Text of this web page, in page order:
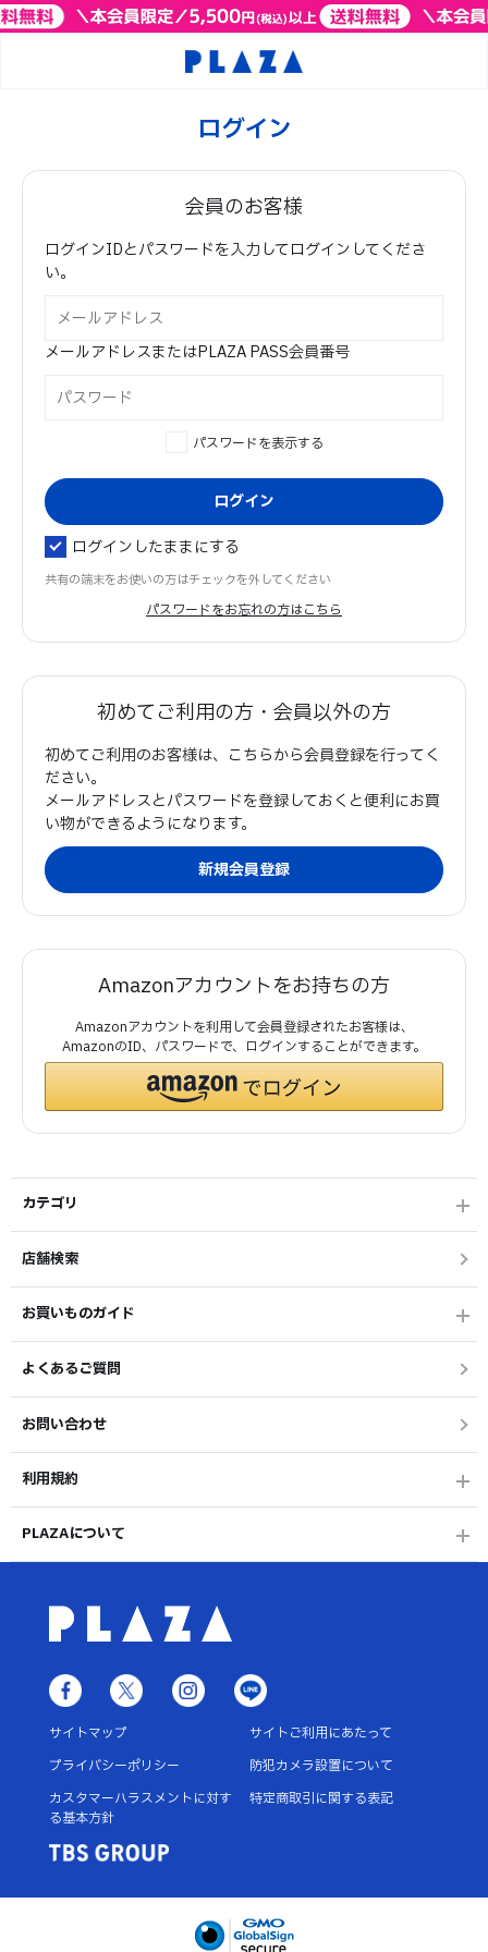
ログイン
会員のお客様
ログインIDとパスワードを入力してログインしてくださ
い。
メールアドレスまたはPLAZA PASS会員番号
パスワードを表示する
ログインしたままにする
共有の端末をお使いの方はチェックを外してください
パスワードをお忘れの方はこちら
初めてご利用の方・会員以外の方
初めてご利用のお客様は、こちらから会員登録を行ってく
ださい。
メールアドレスとパスワードを登録しておくと便利にお買
い物ができるようになります。
Amazonアカウントをお持ちの方
Amazonアカウントを利用して会員登録されたお客様は、
AmazonのID、パスワードで、ログインすることができます。
カテゴリ
店舗検索
お買いものガイド
よくあるご質問
お問い合わせ
利用規約
PLAZAについて
サイトマップ
サイトご利用にあたって
プライバシーポリシー
防犯カメラ設置について
カスタマーハラスメントに対す
る基本方針
特定商取引に関する表記